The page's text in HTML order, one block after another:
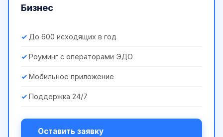
Бизнес
До 600 исходящих в год
Роуминг с операторами ЭДО
Мобильное приложение
Поддержка 24/7
Оставить заявку